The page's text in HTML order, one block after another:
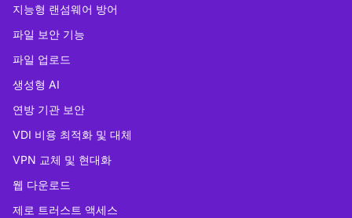
지능형 랜섬웨어 방어
파일 보안 기능
파일 업로드
생성형 AI
연방 기관 보안
VDI 비용 최적화 및 대체
VPN 교체 및 현대화
웹 다운로드
제로 트러스트 액세스